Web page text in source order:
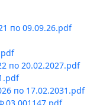
по 09.09.26.pdf
по 20.02.2027.pdf
по 17.02.2031.pdf